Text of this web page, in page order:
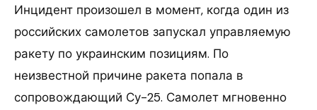
Инцидент произошел в момент, когда один из
российских самолетов запускал управляемую
ракету по украинским позициям. По
неизвестной причине ракета попала в
сопровождающий Су-25. Самолет мгновенно